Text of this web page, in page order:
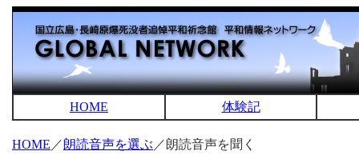
HOME 体験記
HOME ／朗読音声を選ぶ ／朗読音声を聞く